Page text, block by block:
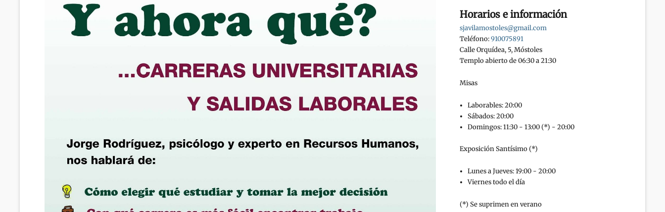
Horarios e información
sjavilamostoles@gmail.com
Teléfono:910075891
Calle Orquídea, 5, Móstoles
Templo abierto de 06:30 a 21:30
Misas
Laborables: 20:00
Sábados: 20:00
Domingos: 11:30 - 13:00 (*) - 20:00
Exposición Santísimo (*)
Lunes a Jueves: 19:00 - 20:00
Viernes todo el día
(*) Se suprimen en verano